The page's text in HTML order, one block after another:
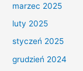
marzec 2025
luty 2025
styczeń 2025
grudzień 2024